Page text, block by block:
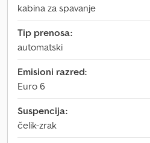
kabina za spavanje
Tip prenosa:
automatski
Emisioni razred:
Euro 6
Suspencija:
čelik-zrak